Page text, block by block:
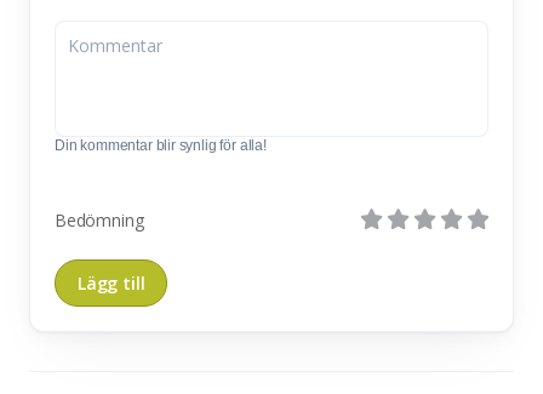
Din kommentar blir synlig för alla!
Bedömning